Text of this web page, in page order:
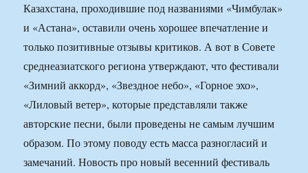
Казахстана, проходившие под названиями «Чимбулак»
и «Астана», оставили очень хорошее впечатление и
только позитивные отзывы критиков. А вот в Совете
среднеазиатского региона утверждают, что фестивали
«Зимний аккорд», «Звездное небо», «Горное эхо»,
«Лиловый ветер», которые представляли также
авторские песни, были проведены не самым лучшим
образом. По этому поводу есть масса разногласий и
замечаний. Новость про новый весенний фестиваль